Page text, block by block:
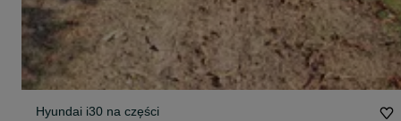
Hyundai i30 na części